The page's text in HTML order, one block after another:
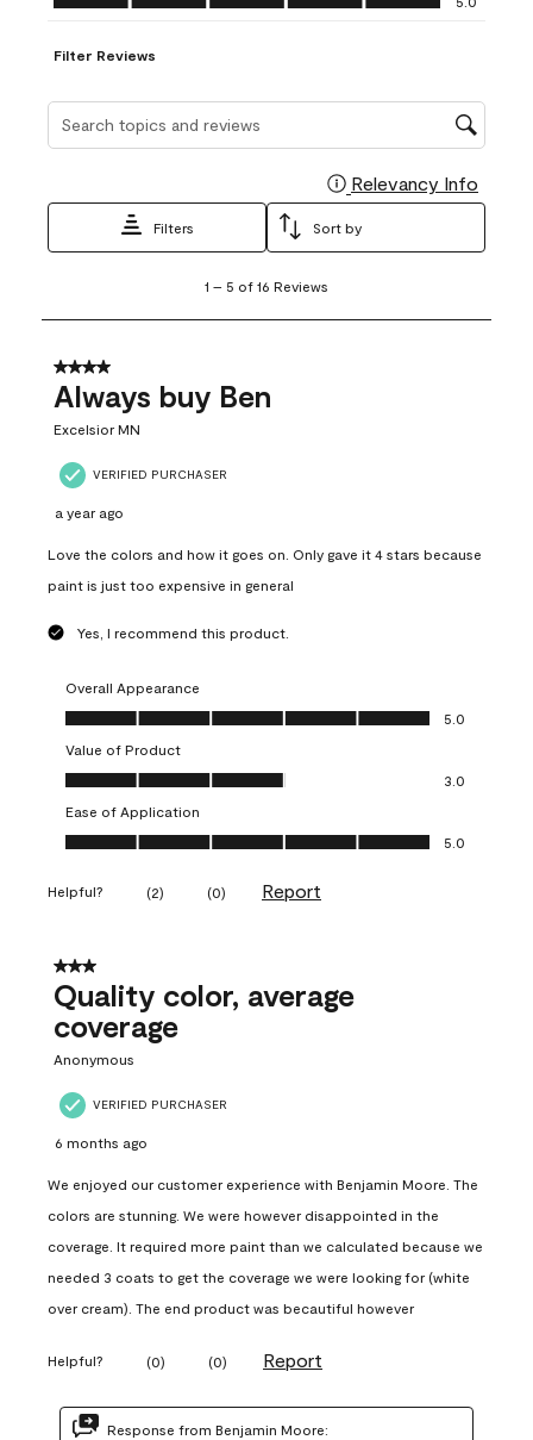
Filter Reviews
Relevancy Info
Filters Sort by
5
16
Reviews
1 – 5 of 16 Reviews
4 out of 5 stars.
Always buy Ben
Excelsior MN
VERIFIED PURCHASER
a year ago
Love the colors and how it goes on. Only gave it 4 stars because
paint is just too expensive in general
Yes, I recommend this product.
Overall Appearance
Overall Appearance, 5.0 out of 5
5.0
Value of Product
Value of Product, 3.0 out of 5
3.0
Ease of Application
Ease of Application, 5.0 out of 5
5.0
Helpful? (2) (0) Report
3 out of 5 stars.
Quality color, average
coverage
Anonymous
VERIFIED PURCHASER
6 months ago
We enjoyed our customer experience with Benjamin Moore. The
colors are stunning. We were however disappointed in the
coverage. It required more paint than we calculated because we
needed 3 coats to get the coverage we were looking for (white
over cream). The end product was becautiful however
Helpful? (0) (0) Report
Response from Benjamin Moore: